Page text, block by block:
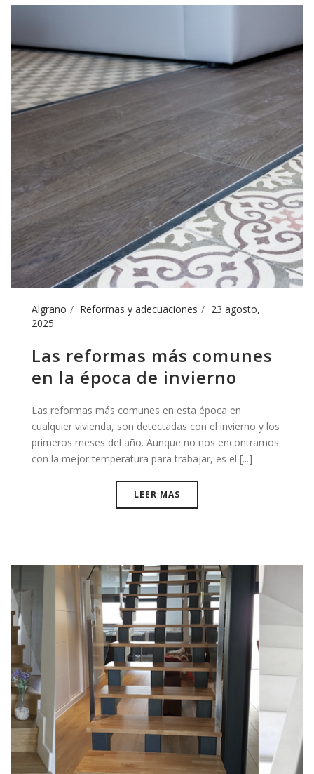
Algrano Reformas y adecuaciones
23 agosto,
2025
Las reformas más comunes
en la época de invierno
Las reformas más comunes en esta época en
cualquier vivienda, son detectadas con el invierno y los
primeros meses del año. Aunque no nos encontramos
con la mejor temperatura para trabajar, es el [...]
LEER MAS